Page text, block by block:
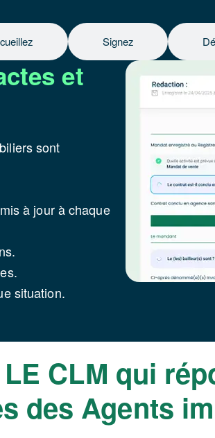
Signez
et
sont
à jour à chaque
situation.
CLM qui
des Agents